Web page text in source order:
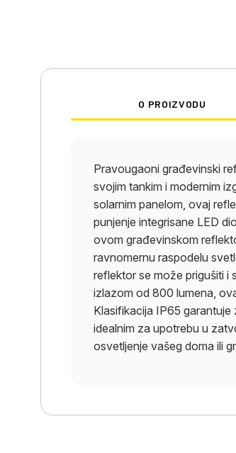
O PROIZVODU
Pravougaoni građevinski
svojim tankim i modernim
solarnim panelom, ovaj
punjenje integrisane LED
ovom građevinskom
ravnomernu raspodelu
reflektor se može prigušiti i
izlazom od 800 lumena,
Klasifikacija IP65
idealnim za upotrebu u
osvetljenje vašeg doma ili